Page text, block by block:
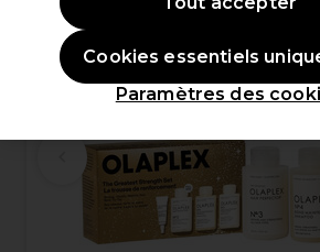
Paramètres des
Cookies essentiels